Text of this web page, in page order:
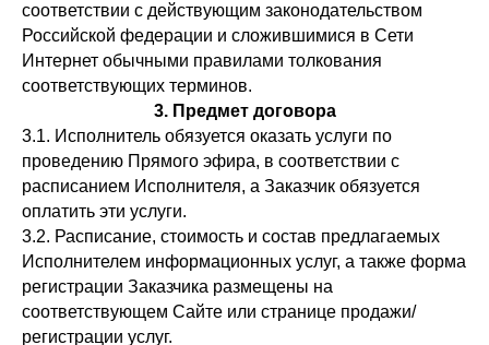
соответствии с действующим законодательством
Российской федерации и сложившимися в Сети
Интернет обычными правилами толкования
соответствующих терминов.
3. Предмет договора
3.1. Исполнитель обязуется оказать услуги по
проведению Прямого эфира, в соответствии с
расписанием Исполнителя, а Заказчик обязуется
оплатить эти услуги.
3.2. Расписание, стоимость и состав предлагаемых
Исполнителем информационных услуг, а также форма
регистрации Заказчика размещены на
соответствующем Сайте или странице продажи/
регистрации услуг.